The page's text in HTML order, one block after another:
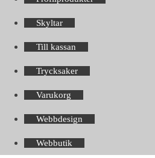
Skyltar
Till kassan
Trycksaker
Varukorg
Webbdesign
Webbutik